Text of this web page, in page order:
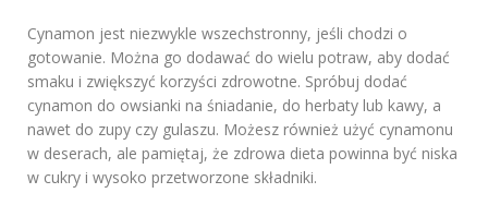
Cynamon jest niezwykle wszechstronny, jeśli chodzi o
gotowanie. Można go dodawać do wielu potraw, aby dodać
smaku i zwiększyć korzyści zdrowotne. Spróbuj dodać
cynamon do owsianki na śniadanie, do herbaty lub kawy, a
nawet do zupy czy gulaszu. Możesz również użyć cynamonu
w deserach, ale pamiętaj, że zdrowa dieta powinna być niska
w cukry i wysoko przetworzone składniki.